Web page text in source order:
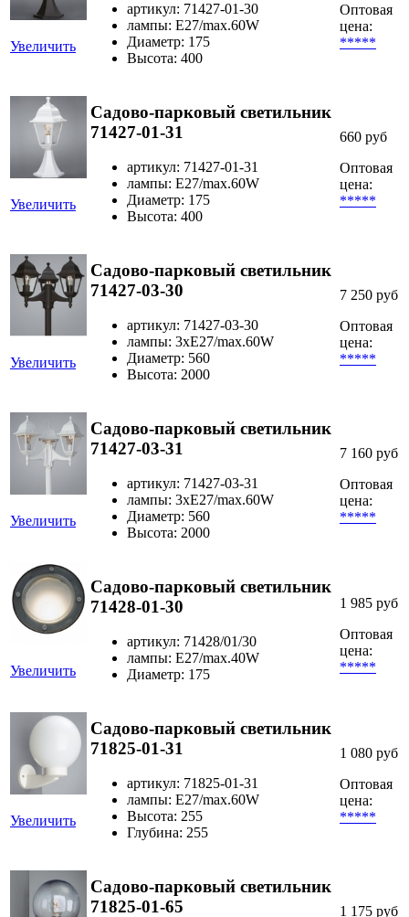
Увеличить
артикул: 71427-01-30
лампы: E27/max.60W
Диаметр: 175
Высота: 400
Оптовая
цена:
*****
Увеличить
Садово-парковый светильник
71427-01-31
артикул: 71427-01-31
лампы: E27/max.60W
Диаметр: 175
Высота: 400
660 руб
Оптовая
цена:
*****
Увеличить
Садово-парковый светильник
71427-03-30
артикул: 71427-03-30
лампы: 3хE27/max.60W
Диаметр: 560
Высота: 2000
7 250 руб
Оптовая
цена:
*****
Увеличить
Садово-парковый светильник
71427-03-31
артикул: 71427-03-31
лампы: 3хE27/max.60W
Диаметр: 560
Высота: 2000
7 160 руб
Оптовая
цена:
*****
Увеличить
Садово-парковый светильник
71428-01-30
артикул: 71428/01/30
лампы: Е27/max.40W
Диаметр: 175
1 985 руб
Оптовая
цена:
*****
Увеличить
Садово-парковый светильник
71825-01-31
артикул: 71825-01-31
лампы: E27/max.60W
Высота: 255
Глубина: 255
1 080 руб
Оптовая
цена:
*****
Садово-парковый светильник
71825-01-65
1 175 руб